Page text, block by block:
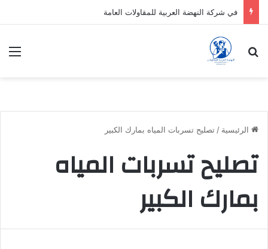
في شركة النهضة العربية للمقاولات العامة
بحث عن
الرئيسية / تصليح تسربات المياه بمارك الكبير
تصليح تسربات المياه
بمارك الكبير